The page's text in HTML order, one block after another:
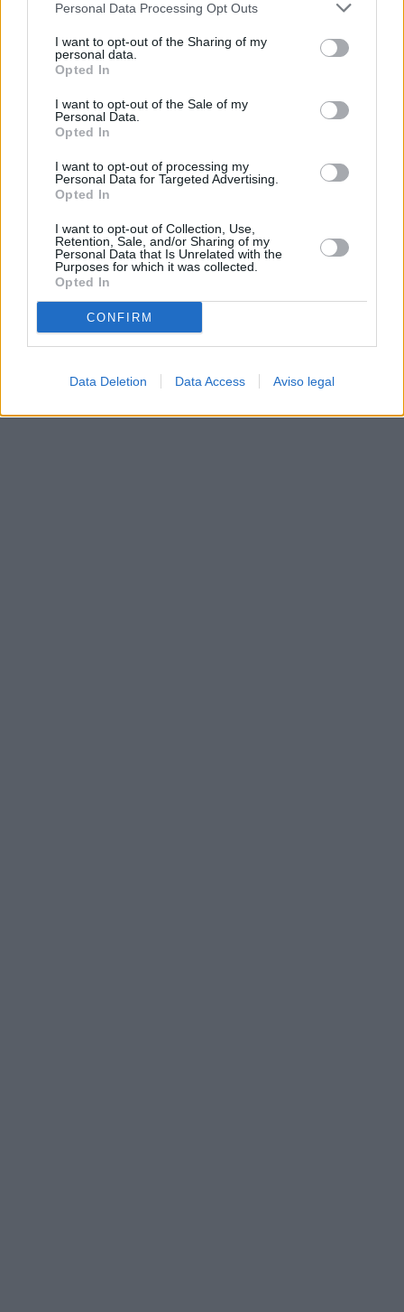
negar su consentimiento. Tenga en cuenta que algún
de su consentimiento, pero usted tiene el derecho de
rechazar tal procesamiento. Sus preferencias se aplicarán
cualquier momento entrando de nuevo en este sitio web o
visitando nuestra política de privacidad.
Personal Data Processing Opt Outs
I want to opt-out of the Sharing of my
personal data.
Opted In
I want to opt-out of the Sale of my
Personal Data.
Opted In
I want to opt-out of processing my
Personal Data for Targeted Advertising.
Opted In
I want to opt-out of Collection, Use,
Retention, Sale, and/or Sharing of my
Personal Data that Is Unrelated with the
Purposes for which it was collected.
Opted In
CONFIRM
Data Deletion Data Access Aviso legal